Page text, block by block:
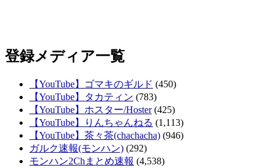
登録メディア一覧
【YouTube】ゴマキのギルド (450)
【YouTube】タカティン (783)
【YouTube】ホスター/Hoster(425)
【YouTube】りんちゃんねる (1,113)
【YouTube】茶々茶(chachacha) (946)
ガルク速報(モンハン) (292)
モンハン2Chまとめ速報 (4,538)